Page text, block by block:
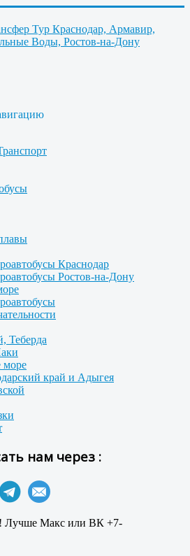
Тур Краснодар, Армавир,
Воды, Ростов-на-Дону
Краснодар
Ростов-на-Дону
Теберда
море
край и Адыгея
нам через :
Лучше Макс или ВК +7-